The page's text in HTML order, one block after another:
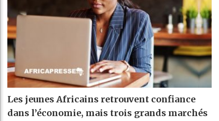
Les jeunes Africains retrouvent confiance
dans l’économie, mais trois grands marchés